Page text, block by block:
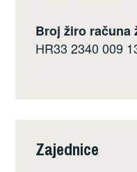
Broj žiro računa
HR33 2340 009
Zajednice